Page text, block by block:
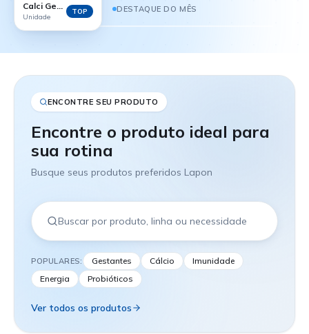
DESTAQUE DO MÊS
Calci Gest - 60 comprimidos
Unidade
TOP
ENCONTRE SEU PRODUTO
Encontre o produto ideal para
sua rotina
Busque seus produtos preferidos Lapon
POPULARES: Gestantes Cálcio
Imunidade
Energia
Probióticos
Ver todos os produtos